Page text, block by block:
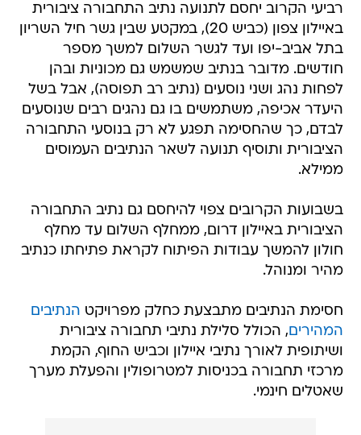
רביעי הקרוב יחסם לתנועה נתיב התחבורה ציבורית
באיילון צפון (כביש 20), במקטע שבין גשר חיל השריון
בתל אביב-יפו ועד לגשר השלום למשך מספר
חודשים. מדובר בנתיב שמשמש גם מכוניות ובהן
לפחות נהג ושני נוסעים (נתיב רב תפוסה), אבל בשל
היעדר אכיפה, משתמשים בו גם נהגים רבים שנוסעים
לבדם, כך שהחסימה תפגע לא רק בנוסעי התחבורה
הציבורית ותוסיף תנועה לשאר הנתיבים העמוסים
ממילא.
בשבועות הקרובים צפוי להיחסם גם נתיב התחבורה
הציבורית באיילון דרום, ממחלף השלום עד מחלף
חולון להמשך עבודות הפיתוח לקראת פתיחתו כנתיב
מהיר ומנוהל.
חסימת הנתיבים מתבצעת כחלק מפרויקט הנתיבים
המהירים, הכולל סלילת נתיבי תחבורה ציבורית
ושיתופית לאורך נתיבי איילון וכביש החוף, הקמת
מרכזי תחבורה בכניסות למטרופולין והפעלת מערך
שאטלים חינמי.